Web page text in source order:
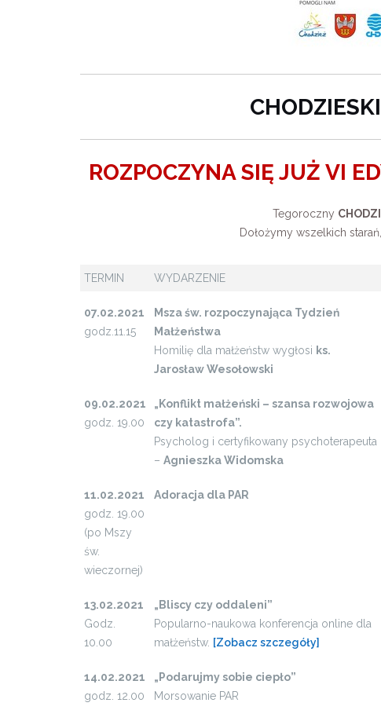
ROZPOCZYNA SIĘ JUŻ VI
Tegoroczny
Dołożymy wszelkich
TERMIN WYDARZENIE
07.02.2021
godz.11.15
Msza św. rozpoczynająca Tydzień
Małżeństwa
Homilię dla małżeństw wygłosi ks.
Jarosław Wesołowski
09.02.2021
godz. 19.00
„Konflikt małżeński – szansa rozwojowa
czy katastrofa”.
Psycholog i certyfikowany psychoterapeuta
– Agnieszka Widomska
11.02.2021
godz. 19.00
(po Mszy
św.
wieczornej)
Adoracja dla PAR
13.02.2021
Godz.
10.00
„Bliscy czy oddaleni”
Popularno-naukowa konferencja online dla
małżeństw. [Zobacz szczegóły]
14.02.2021
godz. 12.00
„Podarujmy sobie ciepło”
Morsowanie PAR